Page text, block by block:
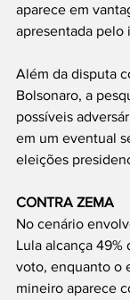
aparece em
apresentada pelo
Além da disputa
Bolsonaro, a
possíveis
em um eventual
eleições
CONTRA ZEMA
No cenário
Lula alcança 49%
voto, enquanto o
mineiro aparece